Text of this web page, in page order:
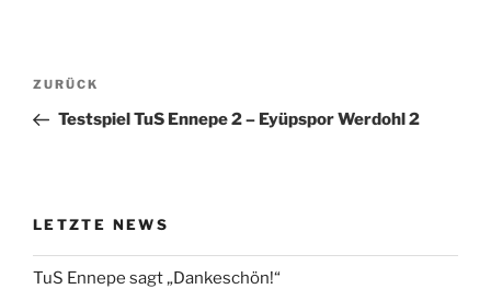
Beitragsnavigation
Vorheriger
Beitrag
ZURÜCK
Testspiel TuS Ennepe 2 – Eyüpspor Werdohl 2
LETZTE NEWS
TuS Ennepe sagt „Dankeschön!“